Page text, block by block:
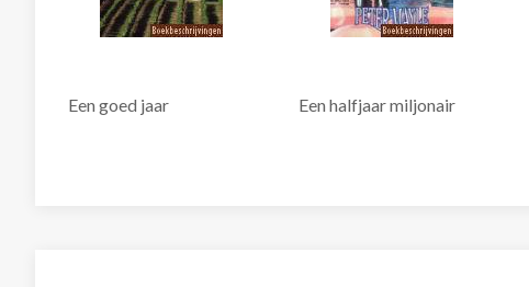
Een goed jaar Een halfjaar miljonair